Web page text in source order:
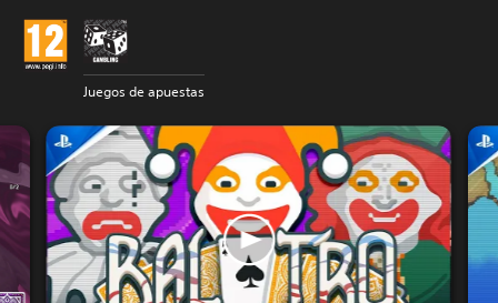
Juegos de apuestas